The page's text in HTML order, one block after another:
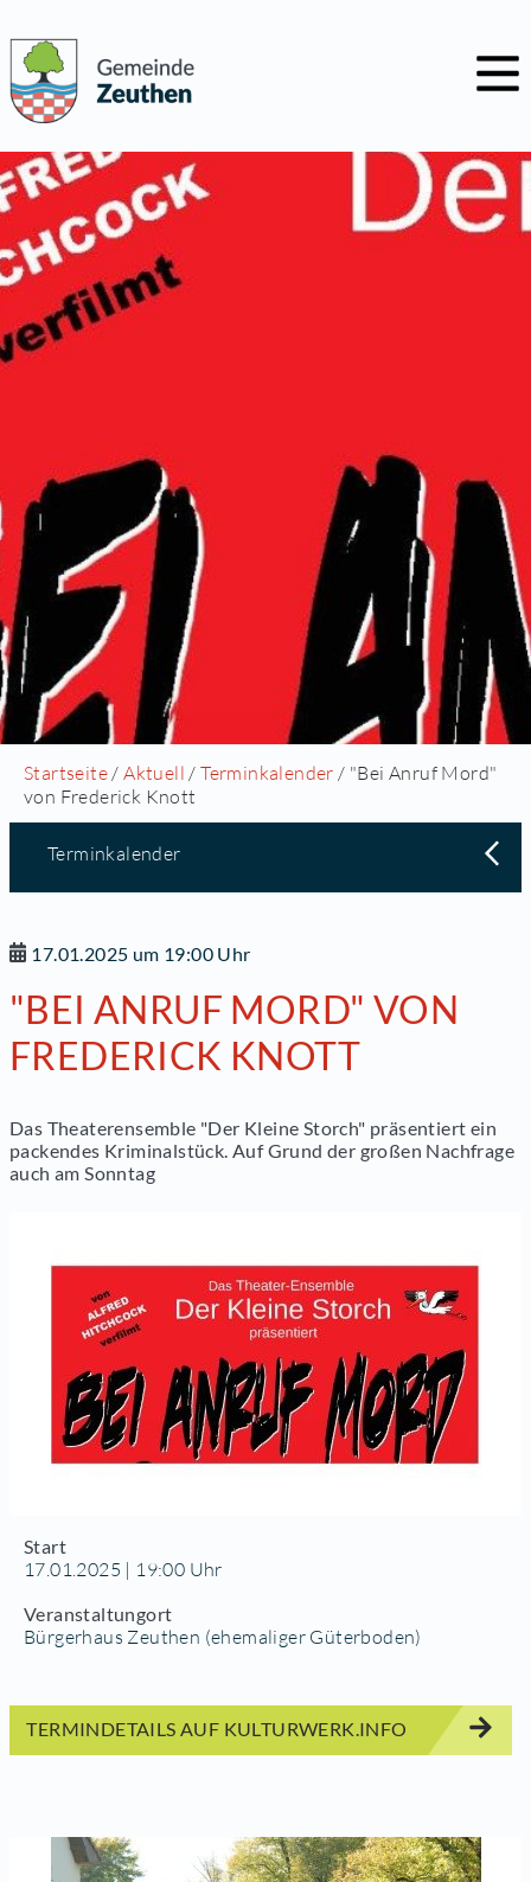
Startseite /Aktuell /Terminkalender / "Bei Anruf Mord"
von Frederick Knott
Terminkalender
17.01.2025 um 19:00 Uhr
"BEI ANRUF MORD" VON
FREDERICK KNOTT
Das Theaterensemble "Der Kleine Storch" präsentiert ein
packendes Kriminalstück. Auf Grund der großen Nachfrage
auch am Sonntag
Start
17.01.2025 | 19:00 Uhr
Veranstaltungort
Bürgerhaus Zeuthen (ehemaliger Güterboden)
TERMINDETAILS AUF KULTURWERK.INFO